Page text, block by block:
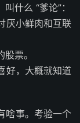
什么 “爹论”：
厌小鲜肉和互联
票。
好，大概就知道
啥事。考验一个